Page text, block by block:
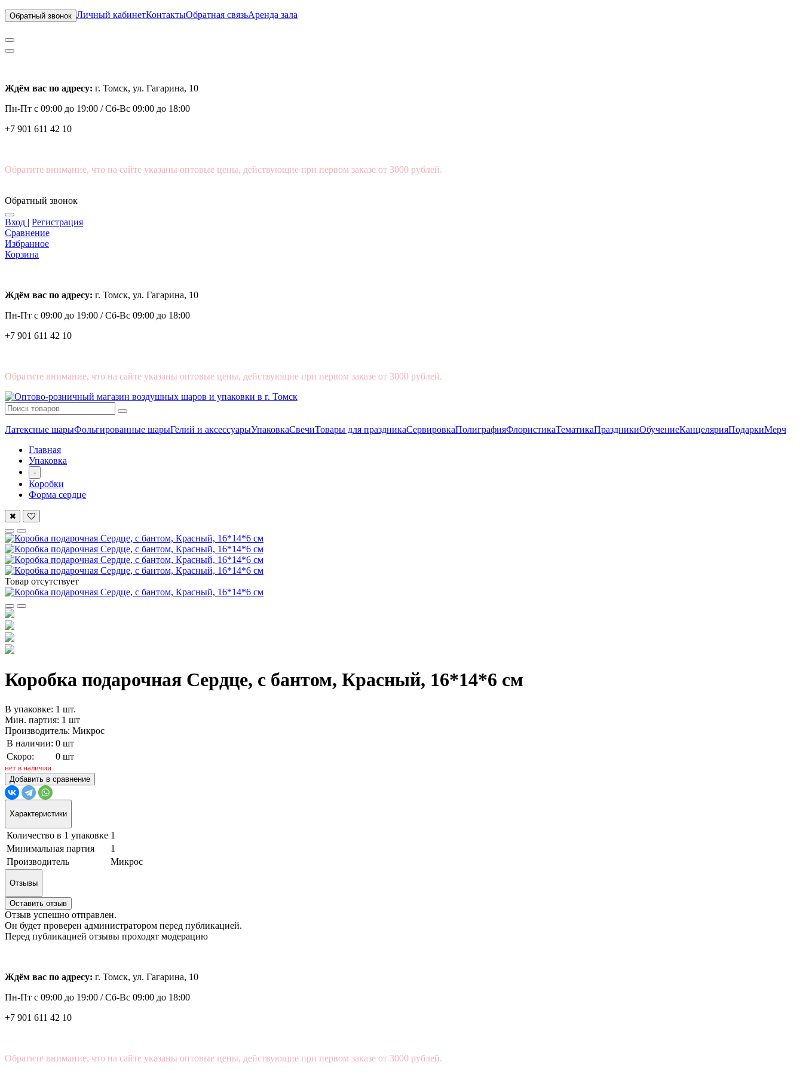
Обратный звонок Личный кабинетКонтактыОбратная связьАренда зала
Ждём вас по адресу: г. Томск, ул. Гагарина, 10
Пн-Пт с 09:00 до 19:00 /Сб-Вс 09:00 до 18:00
+7 901 611 42 10
Обратите внимание, что на сайте указаны оптовые цены, действующие при первом заказе от 3000 рублей.
Обратный звонок
Вход | Регистрация
Сравнение
Избранное
Корзина
Ждём вас по адресу: г. Томск, ул. Гагарина, 10
Пн-Пт с 09:00 до 19:00 /Сб-Вс 09:00 до 18:00
+7 901 611 42 10
Обратите внимание, что на сайте указаны оптовые цены, действующие при первом заказе от 3000 рублей.
Латексные шарыФольгированные шарыГелий и аксессуарыУпаковкаСвечиТовары для праздникаСервировкаПолиграфияФлористикаТематикаПраздникиОбучениеКанцелярияПодаркиМерч
Главная
Упаковка
-
Коробки
Форма сердце
Товар отсутствует
Коробка подарочная Сердце, с бантом, Красный, 16*14*6 см
В упаковке: 1 шт.
Мин. партия: 1 шт
Производитель: Микрос
В наличии: 0 шт
Скоро:
0 шт
нет в наличии
Добавить в сравнение
Характеристики
Количество в 1 упаковке 1
Минимальная партия
1
Производитель
Микрос
Отзывы
Оставить отзыв
Отзыв успешно отправлен.
Он будет проверен администратором перед публикацией.
Перед публикацией отзывы проходят модерацию
Ждём вас по адресу: г. Томск, ул. Гагарина, 10
Пн-Пт с 09:00 до 19:00 /Сб-Вс 09:00 до 18:00
+7 901 611 42 10
Обратите внимание, что на сайте указаны оптовые цены, действующие при первом заказе от 3000 рублей.